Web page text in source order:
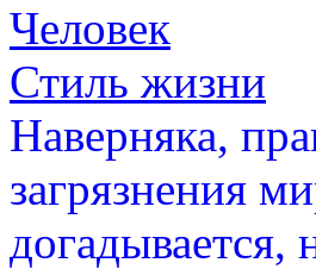
Человек
Стиль жизни
Наверняка,
загрязнения